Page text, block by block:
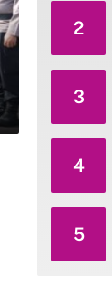
2
3
4
5